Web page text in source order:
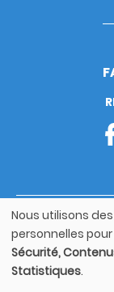
Footer
bottom
Utilisation
des
données
personnelles
Nous utilisons
personnelles
Sécurité,
Statistiques.